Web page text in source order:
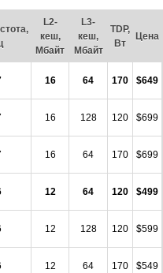
L2-
кеш,
Мбайт
L3-
кеш,
Мбайт
TDP,
Вт
Цена
16 64 170 $649
16 128 120 $699
16 64 170 $699
12 64 120 $499
12 128 120 $599
12 64 170 $549